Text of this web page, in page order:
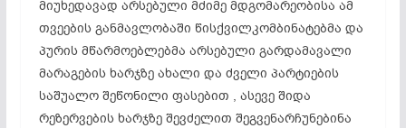
მიუხედავად არსებული მძიმე მდგომარეობისა ამ
თვეების განმავლობაში წისქვილკომბინატებმა და
პურის მწარმოებლებმა არსებული გარდამავალი
მარაგების ხარჯზე ახალი და ძველი პარტიების
საშუალო შეწონილი ფასებით , ასევე შიდა
რეზერვების ხარჯზე შევძელით შეგვენარჩუნებინა